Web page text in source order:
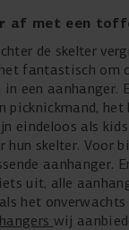
af met een
de skelter
fantastisch om
een aanhanger.
picknickmand, het
eindeloos als
hun skelter. Voor
aanhanger.
uit, alle
het
wij